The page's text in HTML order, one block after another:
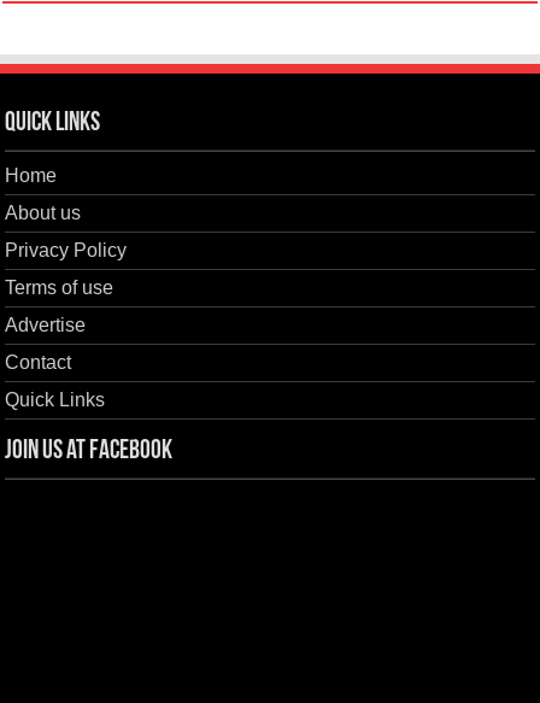
Quick Links
Home
About us
Privacy Policy
Terms of use
Advertise
Contact
Quick Links
Join us at Facebook